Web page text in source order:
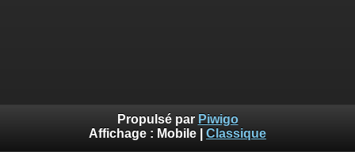
Propulsé par Piwigo
Affichage : Mobile Classique